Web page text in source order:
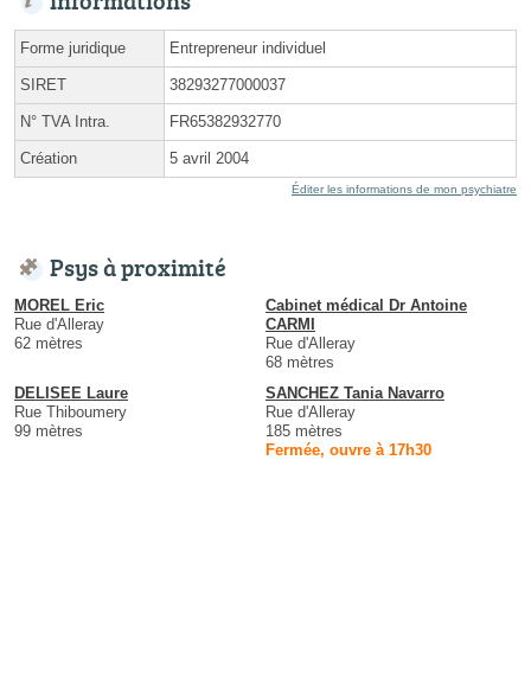
Forme juridique Entrepreneur individuel
SIRET 38293277000037
N° TVA Intra. FR65382932770
Création 5 avril 2004
Éditer les informations de mon psychiatre
Psys à proximité
MOREL Eric
Rue d'Alleray
62 mètres
Cabinet médical Dr Antoine
CARMI
Rue d'Alleray
68 mètres
DELISEE Laure
Rue Thiboumery
99 mètres
SANCHEZ Tania Navarro
Rue d'Alleray
185 mètres
Fermée, ouvre à 17h30